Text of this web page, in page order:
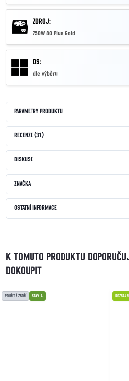
ZDROJ:
750W 80 Plus Gold
OS:
dle výběru
PARAMETRY PRODUKTU
RECENZE (31)
DISKUSE
ZNAČKA
OSTATNÍ INFORMACE
K TOMUTO PRODUKTU
DOKOUPIT
POUŽITÉ ZBOŽÍ STAV A